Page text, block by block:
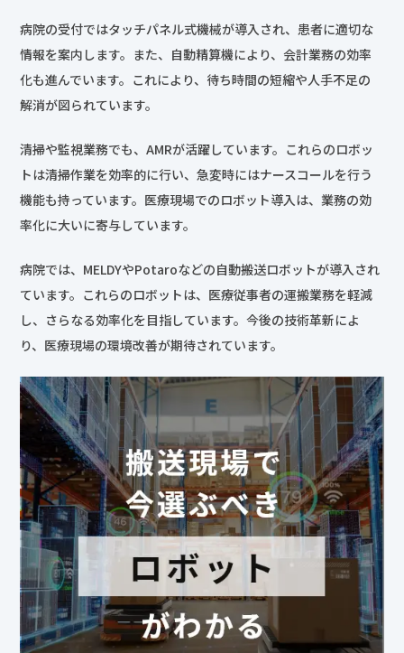
病院の受付ではタッチパネル式機械が導入され、患者に適切な
情報を案内します。また、自動精算機により、会計業務の効率
化も進んでいます。これにより、待ち時間の短縮や人手不足の
解消が図られています。
清掃や監視業務でも、AMRが活躍しています。これらのロボッ
トは清掃作業を効率的に行い、急変時にはナースコールを行う
機能も持っています。医療現場でのロボット導入は、業務の効
率化に大いに寄与しています。
病院では、MELDYやPotaroなどの自動搬送ロボットが導入され
ています。これらのロボットは、医療従事者の運搬業務を軽減
し、さらなる効率化を目指しています。今後の技術革新によ
り、医療現場の環境改善が期待されています。